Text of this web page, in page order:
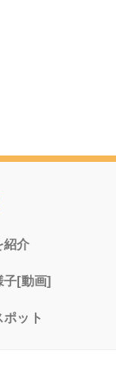
紹介
子[動画]
ット